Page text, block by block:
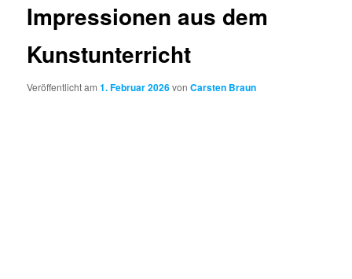
Impressionen aus dem
Kunstunterricht
Veröffentlicht am1. Februar 2026vonCarsten Braun